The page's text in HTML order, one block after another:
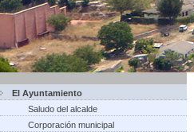
El Ayuntamiento
Saludo del alcalde
Corporación municipal